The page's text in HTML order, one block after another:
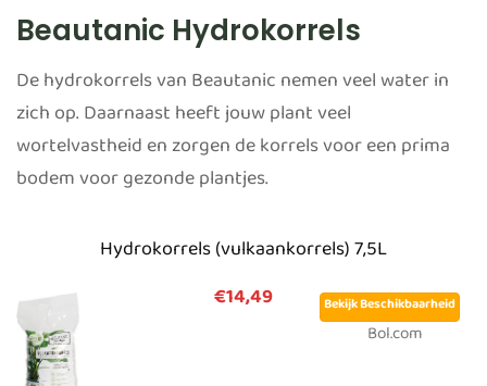
Beautanic Hydrokorrels
De hydrokorrels van Beautanic nemen veel water in
zich op. Daarnaast heeft jouw plant veel
wortelvastheid en zorgen de korrels voor een prima
bodem voor gezonde plantjes.
Hydrokorrels (vulkaankorrels) 7,5L
€14,49
Bekijk Beschikbaarheid
Bol.com